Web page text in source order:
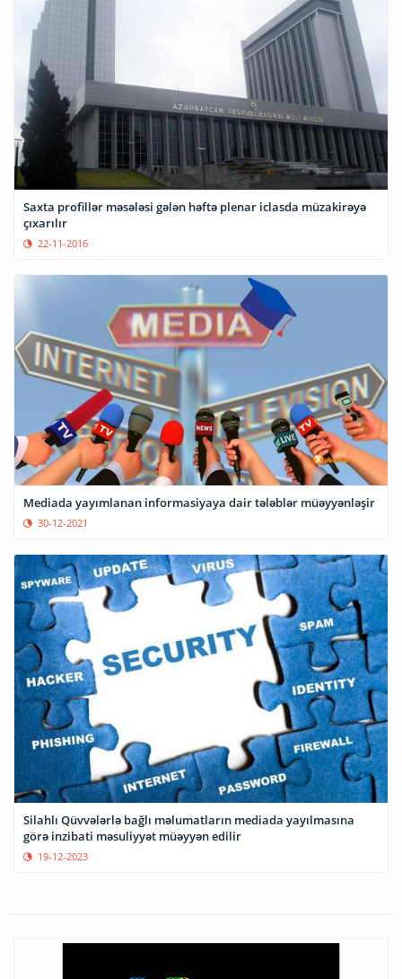
Saxta profillər məsələsi gələn həftə plenar iclasda müzakirəyə
çıxarılır
22-11-2016
Mediada yayımlanan informasiyaya dair tələblər müəyyənləşir
30-12-2021
Silahlı Qüvvələrlə bağlı məlumatların mediada yayılmasına
görə inzibati məsuliyyət müəyyən edilir
19-12-2023